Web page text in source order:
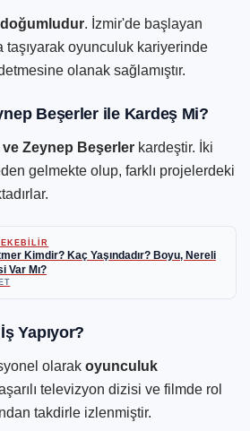
doğumludur. İzmir'de başlayan
taşıyarak oyunculuk kariyerinde
olanak sağlamıştır.
Beşerler ile Kardeş Mi?
Zeynep Beşerler kardeştir. İki
gelmekte olup, farklı projelerdeki
Kimdir? Kaç Yaşındadır? Boyu, Nereli
Var Mı?
Yapıyor?
olarak oyunculuk
televizyon dizisi ve filmde rol
takdirle izlenmiştir.